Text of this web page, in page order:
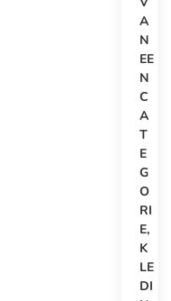
A
N
EE
N
C
A
T
E
G
O
RI
E,
K
LE
DI